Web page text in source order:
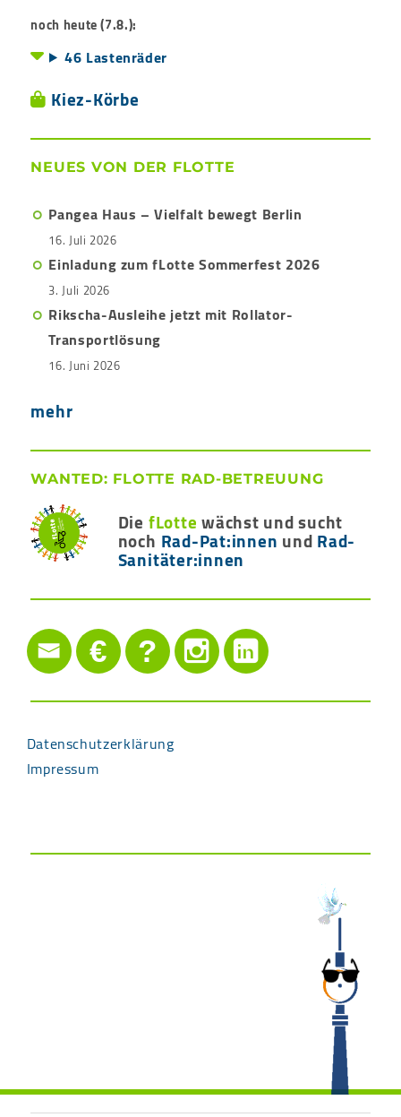
noch heute (7.8.):
46 Lastenräder
Kiez-Körbe
NEUES VON DER FLOTTE
Pangea Haus – Vielfalt bewegt Berlin
16. Juli 2026
Einladung zum fLotte Sommerfest 2026
3. Juli 2026
Rikscha-Ausleihe jetzt mit Rollator-
Transportlösung
16. Juni 2026
mehr
WANTED: FLOTTE RAD-BETREUUNG
DiefLottewächst und sucht
noch Rad-Pat:innenundRad-
Sanitäter:innen
€ ?
Datenschutzerklärung
Impressum